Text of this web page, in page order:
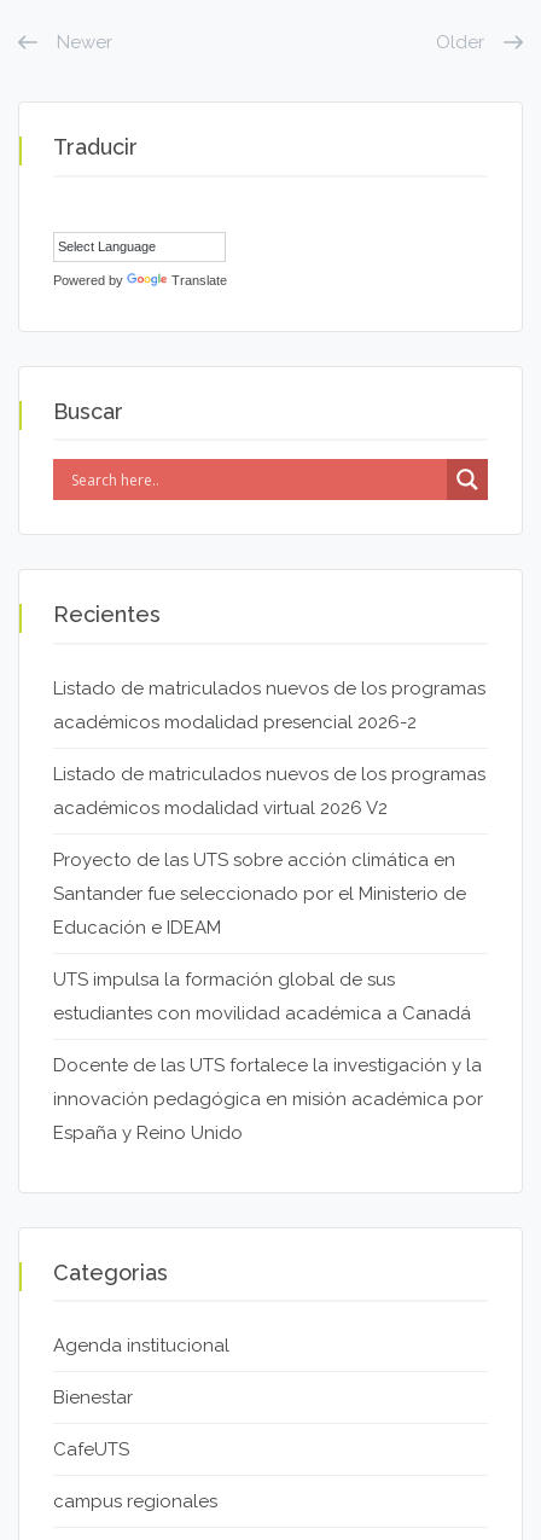
Newer Older
Traducir
Powered by Translate
Buscar
Recientes
Listado de matriculados nuevos de los programas
académicos modalidad presencial 2026-2
Listado de matriculados nuevos de los programas
académicos modalidad virtual 2026 V2
Proyecto de las UTS sobre acción climática en
Santander fue seleccionado por el Ministerio de
Educación e IDEAM
UTS impulsa la formación global de sus
estudiantes con movilidad académica a Canadá
Docente de las UTS fortalece la investigación y la
innovación pedagógica en misión académica por
España y Reino Unido
Categorias
Agenda institucional
Bienestar
CafeUTS
campus regionales